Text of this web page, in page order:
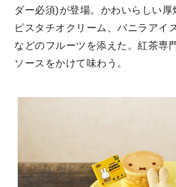
ダー必須)が登場。かわいらしい
ピスタチオクリーム、バニラアイ
などのフルーツを添えた。紅茶専
ソースをかけて味わう。